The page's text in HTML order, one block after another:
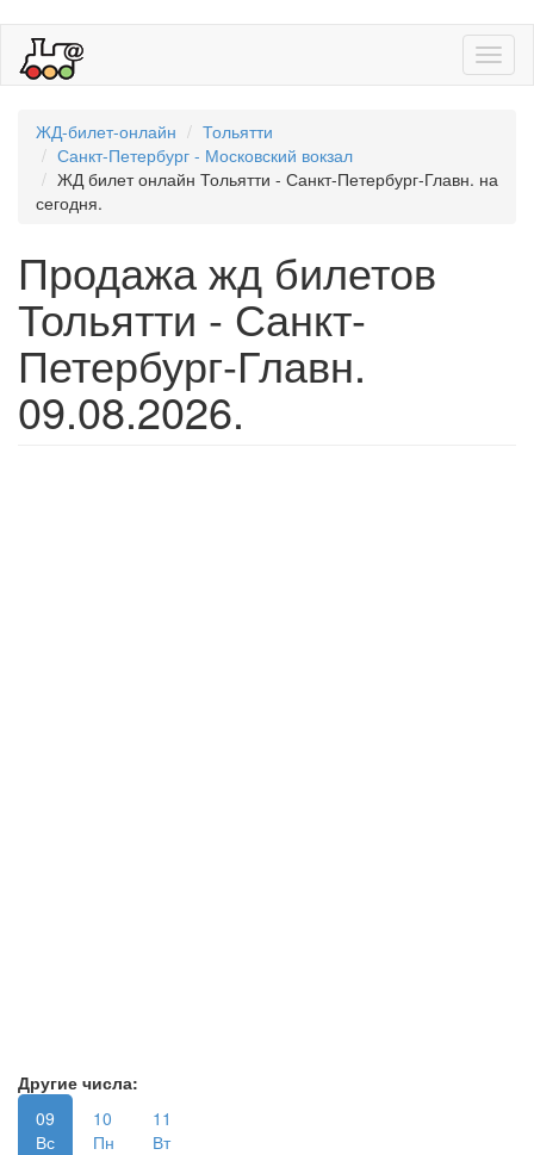
ЖД-билет-онлайн
Тольятти
Санкт-Петербург - Московский вокзал
ЖД билет онлайн Тольятти - Санкт-Петербург-Главн. на
сегодня.
Продажа жд билетов
Тольятти - Санкт-
Петербург-Главн.
09.08.2026.
Другие числа:
09
Вс
10
Пн
11
Вт